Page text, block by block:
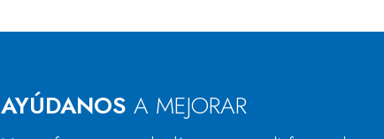
AYÚDANOS A MEJORAR